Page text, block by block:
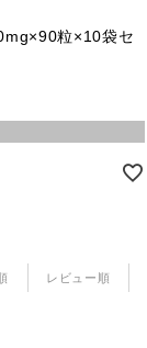
粒×10袋セ
レビュー順